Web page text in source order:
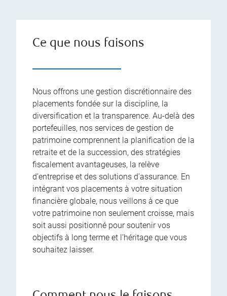
Ce que nous faisons
Nous offrons une gestion discrétionnaire des
placements fondée sur la discipline, la
diversification et la transparence. Au-delà des
portefeuilles, nos services de gestion de
patrimoine comprennent la planification de la
retraite et de la succession, des stratégies
fiscalement avantageuses, la relève
d’entreprise et des solutions d’assurance. En
intégrant vos placements à votre situation
financière globale, nous veillons à ce que
votre patrimoine non seulement croisse, mais
soit aussi positionné pour soutenir vos
objectifs à long terme et l’héritage que vous
souhaitez laisser.